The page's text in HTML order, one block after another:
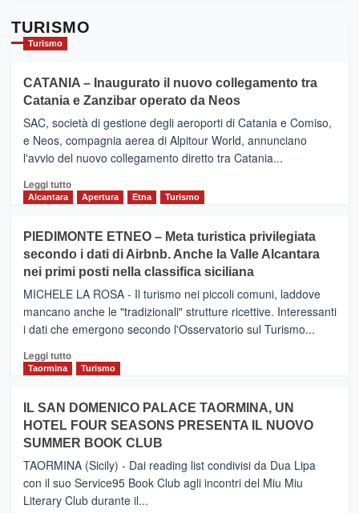
TURISMO
Turismo
CATANIA – Inaugurato il nuovo collegamento tra
Catania e Zanzibar operato da Neos
SAC, società di gestione degli aeroporti di Catania e Comiso,
e Neos, compagnia aerea di Alpitour World, annunciano
l'avvio del nuovo collegamento diretto tra Catania...
Leggi tuttoLeggi
CATANIA
–
Inaugurato
il
nuovo
collegamento
tra
e
Zanzibar
da
Neos
Alcantara Apertura Etna Turismo
PIEDIMONTE ETNEO – Meta turistica privilegiata
secondo i dati di Airbnb. Anche la Valle Alcantara
nei primi posti nella classifica siciliana
MICHELE LA ROSA - Il turismo nei piccoli comuni, laddove
mancano anche le "tradizionali" strutture ricettive. Interessanti
i dati che emergono secondo l'Osservatorio sul Turismo...
Leggi tuttoLeggi
PIEDIMONTE
ETNEO
–
Meta
turistica
privilegiata
secondo
Taormina Turismo
IL SAN DOMENICO PALACE TAORMINA, UN
HOTEL FOUR SEASONS PRESENTA IL NUOVO
SUMMER BOOK CLUB
TAORMINA (Sicily) - Dai reading list condivisi da Dua Lipa
con il suo Service95 Book Club agli incontri del Miu Miu
Literary Club durante il...